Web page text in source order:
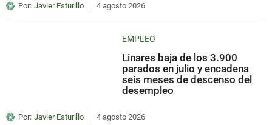
Por: Javier Esturillo 4 agosto 2026
EMPLEO
Linares baja de los 3.900
parados en julio y encadena
seis meses de descenso del
desempleo
Por: Javier Esturillo 4 agosto 2026